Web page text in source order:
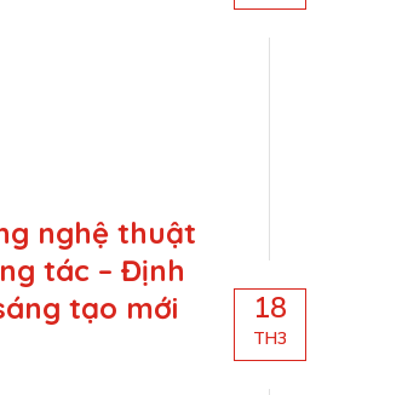
nghệ thuật
tác – Định
tạo mới
18
TH3